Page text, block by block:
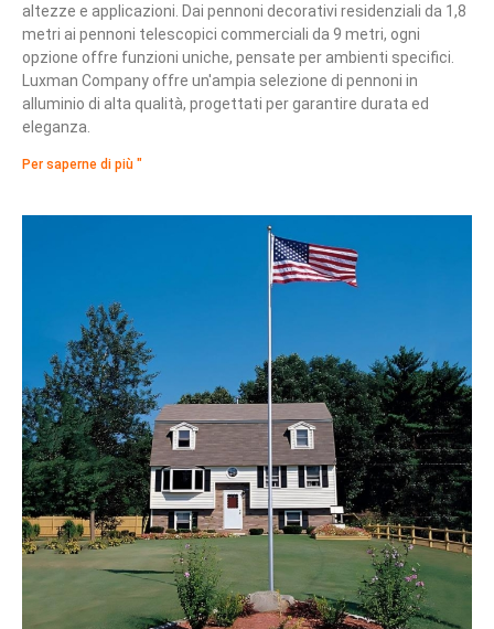
altezze e applicazioni. Dai pennoni decorativi residenziali da 1,8
metri ai pennoni telescopici commerciali da 9 metri, ogni
opzione offre funzioni uniche, pensate per ambienti specifici.
Luxman Company offre un'ampia selezione di pennoni in
alluminio di alta qualità, progettati per garantire durata ed
eleganza.
Per saperne di più "